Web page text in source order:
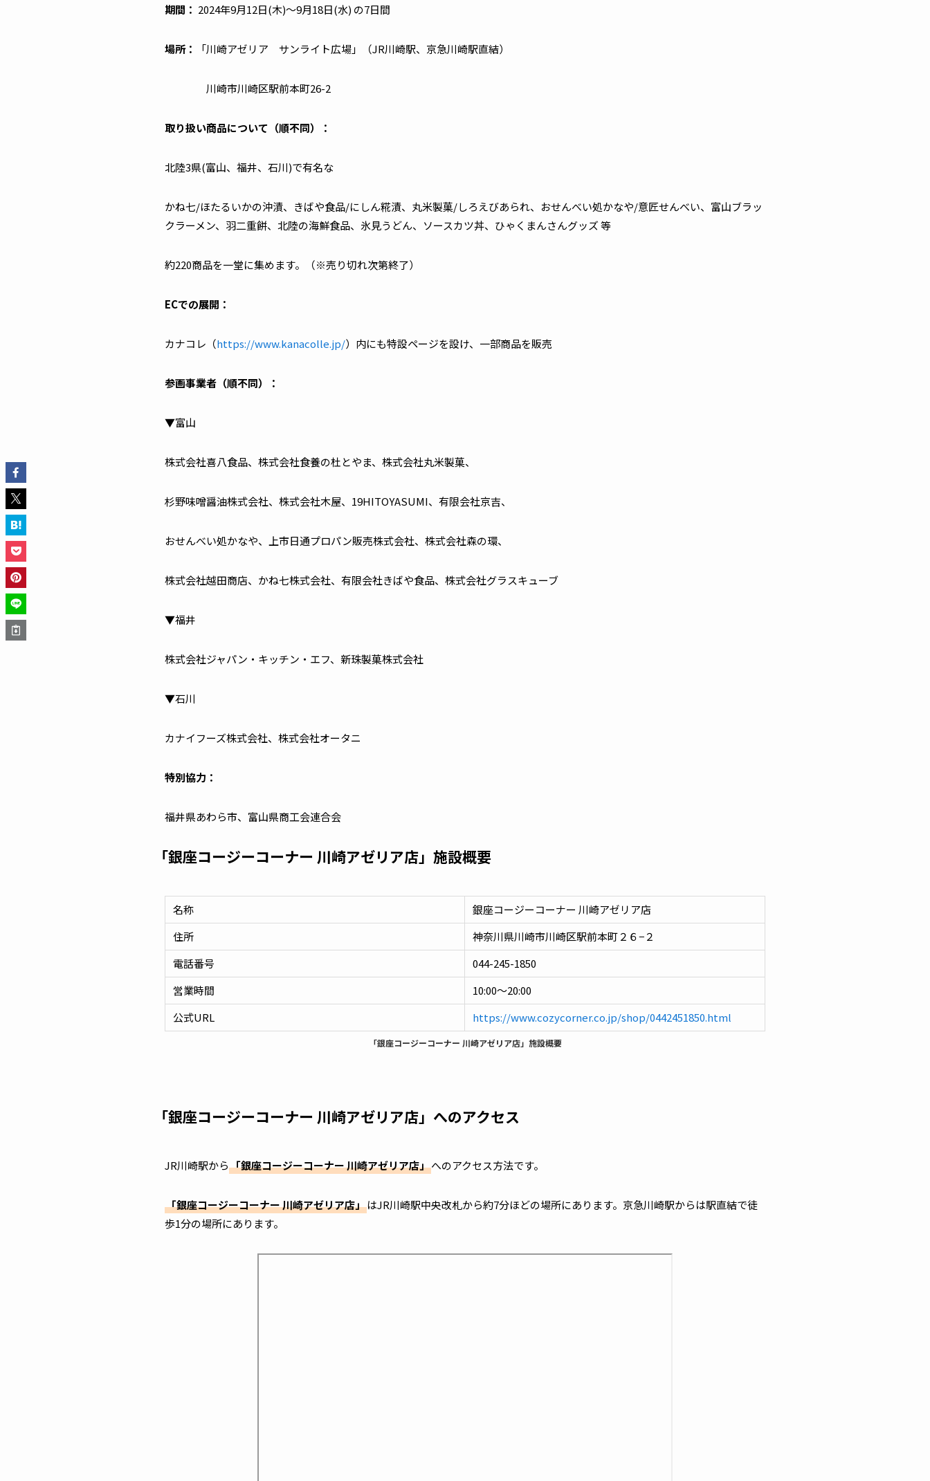
期間： 2024年9月12日(木)～9月18日(水) の7日間
場所： 「川崎アゼリア サンライト広場」（JR川崎駅、京急川崎駅直結）
川崎市川崎区駅前本町26-2
取り扱い商品について（順不同）：
北陸3県(富山、福井、石川)で有名な
かね七/ほたるいかの沖漬、きばや食品/にしん糀漬、丸米製菓/しろえびあられ、おせんべい処かなや/意匠せんべい、富山ブラッ
クラーメン、羽二重餅、北陸の海鮮食品、氷見うどん、ソースカツ丼、ひゃくまんさんグッズ 等
約220商品を一堂に集めます。（※売り切れ次第終了）
ECでの展開：
カナコレ（https://www.kanacolle.jp/）内にも特設ページを設け、一部商品を販売
参画事業者（順不同）：
▼富山
株式会社喜八食品、株式会社食養の杜とやま、株式会社丸米製菓、
杉野味噌醤油株式会社、株式会社木屋、19HITOYASUMI、有限会社京吉、
おせんべい処かなや、上市日通プロパン販売株式会社、株式会社森の環、
株式会社越田商店、かね七株式会社、有限会社きばや食品、株式会社グラスキューブ
▼福井
株式会社ジャパン・キッチン・エフ、新珠製菓株式会社
▼石川
カナイフーズ株式会社、株式会社オータニ
特別協力：
福井県あわら市、富山県商工会連合会
「銀座コージーコーナー 川崎アゼリア店」施設概要
名称
銀座コージーコーナー 川崎アゼリア店
住所
神奈川県川崎市川崎区駅前本町２６−２
電話番号
044-245-1850
営業時間
10:00～20:00
公式URL
https://www.cozycorner.co.jp/shop/0442451850.html
「銀座コージーコーナー 川崎アゼリア店」施設概要
「銀座コージーコーナー 川崎アゼリア店」へのアクセス
JR川崎駅から「銀座コージーコーナー 川崎アゼリア店」へのアクセス方法です。
「銀座コージーコーナー 川崎アゼリア店」はJR川崎駅中央改札から約7分ほどの場所にあります。京急川崎駅からは駅直結で徒
歩1分の場所にあります。